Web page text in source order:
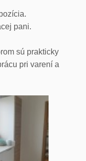
pani.
sú prakticky
pri varení a